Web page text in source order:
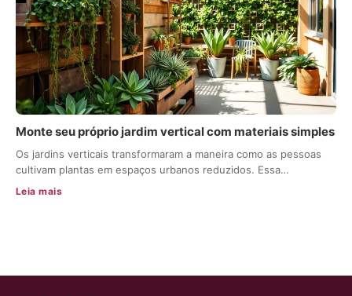
Monte seu próprio jardim vertical com materiais simples
Os jardins verticais transformaram a maneira como as pessoas
cultivam plantas em espaços urbanos reduzidos. Essa…
Leia mais